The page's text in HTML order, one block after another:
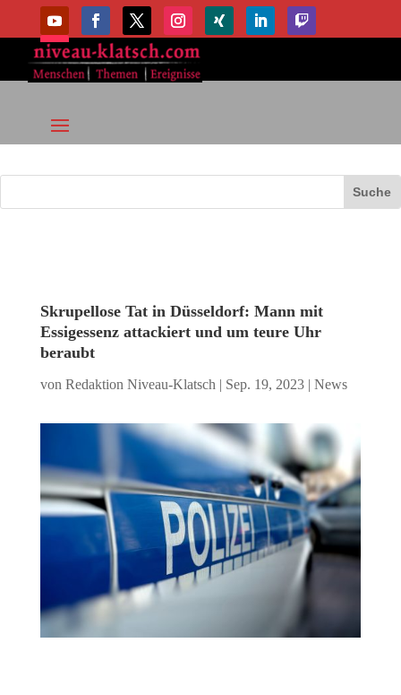
Skrupellose Tat in Düsseldorf: Mann mit
Essigessenz attackiert und um teure Uhr
beraubt
von Redaktion Niveau-Klatsch | Sep. 19, 2023| News